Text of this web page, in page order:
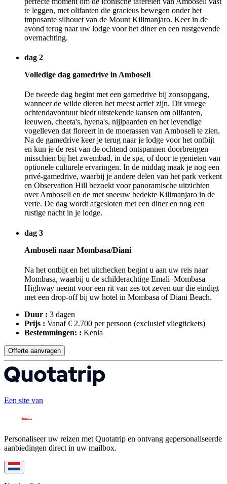
te leggen, met olifanten die gracieus bewegen onder het
imposante silhouet van de Mount Kilimanjaro. Keer in de
avond terug naar uw lodge voor het diner en een rustgevende
overnachting.
dag 2
Volledige dag gamedrive in Amboseli
De tweede dag begint met een gamedrive bij zonsopgang,
wanneer de wilde dieren het meest actief zijn. Dit vroege
ochtendavontuur biedt uitstekende kansen om olifanten,
leeuwen, cheeta's, hyena's, nijlpaarden en het levendige
vogelleven dat floreert in de moerassen van Amboseli te zien.
Na de gamedrive keer je terug naar je lodge voor het ontbijt
en kun je de rest van de ochtend ontspannen doorbrengen—
misschien bij het zwembad, in de spa, of door te genieten van
optionele culturele ervaringen. In de middag maak je nog een
privé-gamedrive, waarbij je andere delen van het park verkent
en Observation Hill bezoekt voor panoramische uitzichten
over Amboseli en de met sneeuw bedekte Kilimanjaro in de
verte. De dag wordt afgesloten met een diner en nog een
rustige nacht in je lodge.
dag 3
Amboseli naar Mombasa/Diani
Na het ontbijt en het uitchecken begint u aan uw reis naar
Mombasa, waarbij u de schilderachtige Emali–Mombasa
Highway neemt voor een rit van zes tot zeven uur die eindigt
met een drop-off bij uw hotel in Mombasa of Diani Beach.
Duur : 3 dagen
Prijs : Vanaf € 2.700 per persoon (exclusief vliegtickets)
Bestemmingen: : Kenia
Offerte aanvragen
Een site van
Personaliseer uw reizen met Quotatrip en ontvang gepersonaliseerde
aanbiedingen direct in uw mailbox.